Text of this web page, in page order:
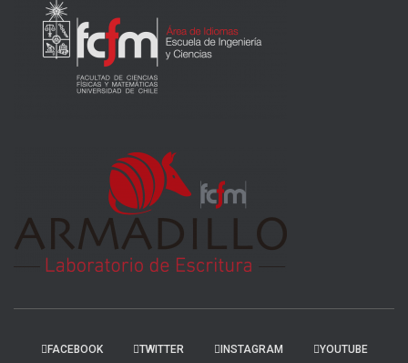
FACEBOOK TWITTER INSTAGRAM YOUTUBE